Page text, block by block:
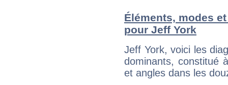
Éléments, modes
pour Jeff York
Jeff York, voici les
dominants, constitué
et angles dans les